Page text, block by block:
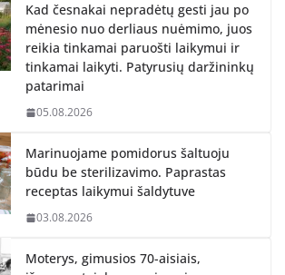
Kad česnakai nepradėtų gesti jau po
mėnesio nuo derliaus nuėmimo, juos
reikia tinkamai paruošti laikymui ir
tinkamai laikyti. Patyrusių daržininkų
patarimai
05.08.2026
Marinuojame pomidorus šaltuoju
būdu be sterilizavimo. Paprastas
receptas laikymui šaldytuve
03.08.2026
Moterys, gimusios 70-aisiais,